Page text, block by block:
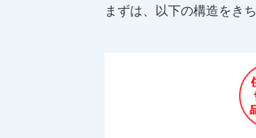
まずは、以下の構造をき